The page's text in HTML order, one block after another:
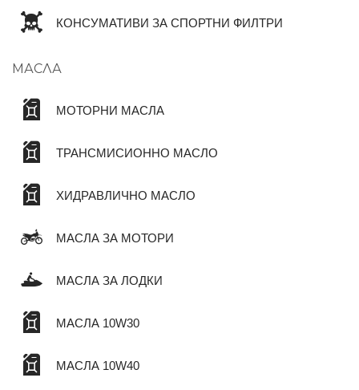
КОНСУМАТИВИ ЗА СПОРТНИ ФИЛТРИ
МАСЛА
МОТОРНИ МАСЛА
ТРАНСМИСИОННО МАСЛО
ХИДРАВЛИЧНО МАСЛО
МАСЛА ЗА МОТОРИ
МАСЛА ЗА ЛОДКИ
МАСЛА 10W30
МАСЛА 10W40